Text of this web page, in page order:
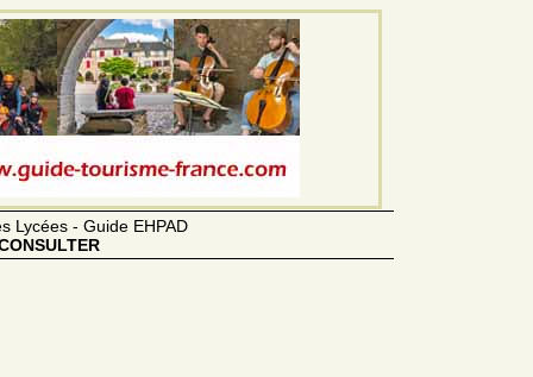
Lycées - Guide EHPAD